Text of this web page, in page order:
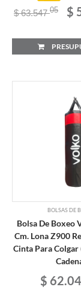
$ 63.54705 $
BOLSAS DE
Bolsa De Boxeo
Cm. Lona Z900
Cinta Para
$